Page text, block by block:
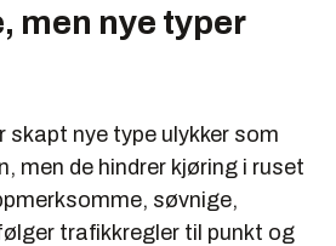
men nye typer
nye type ulykker som
men de hindrer kjøring i ruset
søvnige,
trafikkregler til punkt og